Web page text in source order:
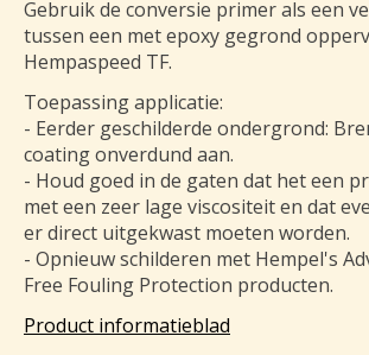
Gebruik de conversie primer als een
tussen een met epoxy gegrond
Hempaspeed TF.
Toepassing applicatie:
- Eerder geschilderde ondergrond:
coating onverdund aan.
- Houd goed in de gaten dat het een
met een zeer lage viscositeit en dat
er direct uitgekwast moeten worden.
- Opnieuw schilderen met Hempel's
Free Fouling Protection producten.
Product informatieblad